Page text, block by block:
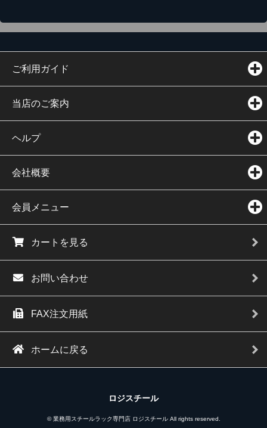
ご利用ガイド
当店のご案内
ヘルプ
会社概要
会員メニュー
カートを見る
お問い合わせ
FAX注文用紙
ホームに戻る
ロジスチール
© 業務用スチールラック専門店 ロジスチール All rights reserved.